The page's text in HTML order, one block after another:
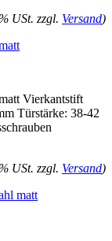
USt. zzgl. Versand)
Vierkantstift
Türstärke: 38-42
USt. zzgl. Versand)
matt